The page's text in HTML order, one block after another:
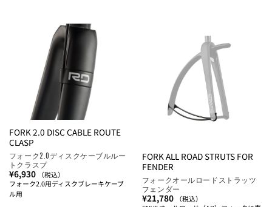
FORK 2.0 DISC CABLE ROUTE
CLASP
フォーク2.0ディスクケーブルルー
トクラスプ
¥6,930
（税込）
フォーク2.0用ディスクブレーキケーブ
ル用
FORK ALL ROAD STRUTS FOR
FENDER
フォークオールロードストラッツ
フェンダー
¥21,780
（税込）